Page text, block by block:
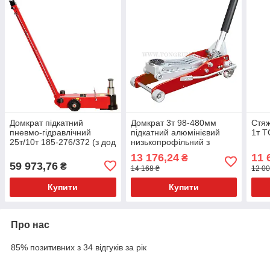
Домкрат підкатний
пневмо-гідравлічний
25т/10т 185-276/372 (з дод
TRA25-2A
59 973,76 ₴
Купити
Домкрат 3т 98-480мм
підкатний алюмінієвий
низькопрофільний з
T830003XL TORIN
13 176,24₴
14 168 ₴
Купити
1т
11
12
Про нас
85% позитивних з 34 відгуків за рік